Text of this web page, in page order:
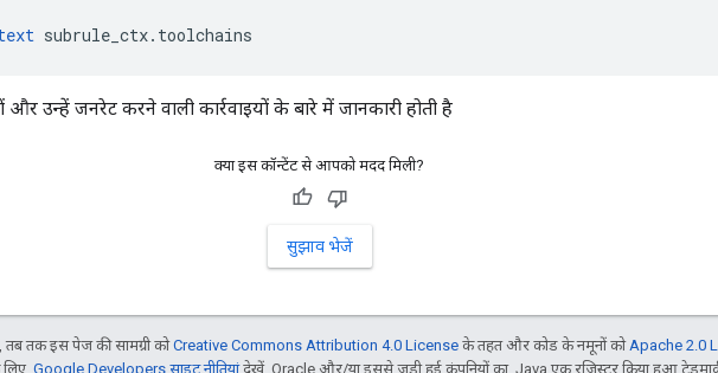
subrule_ctx.toolchains
उन्हें जनरेट करने वाली कार्रवाइयों के बारे में जानकारी होती है
क्या इस कॉन्टेंट से आपको मदद मिली?
सुझाव भेजें
तक इस पेज की सामग्री कोCreative Commons Attribution 4.0 License के तहत और कोड के नमूनों कोApache 2.0
Google Developers साइट नीतियांदेखें. Oracle और/या इससे जुड़ी हुई कंपनियों का, Java एक रजिस्टर किया हुआ